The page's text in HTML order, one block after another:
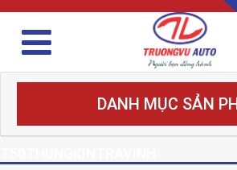
DANH MỤC SẢN